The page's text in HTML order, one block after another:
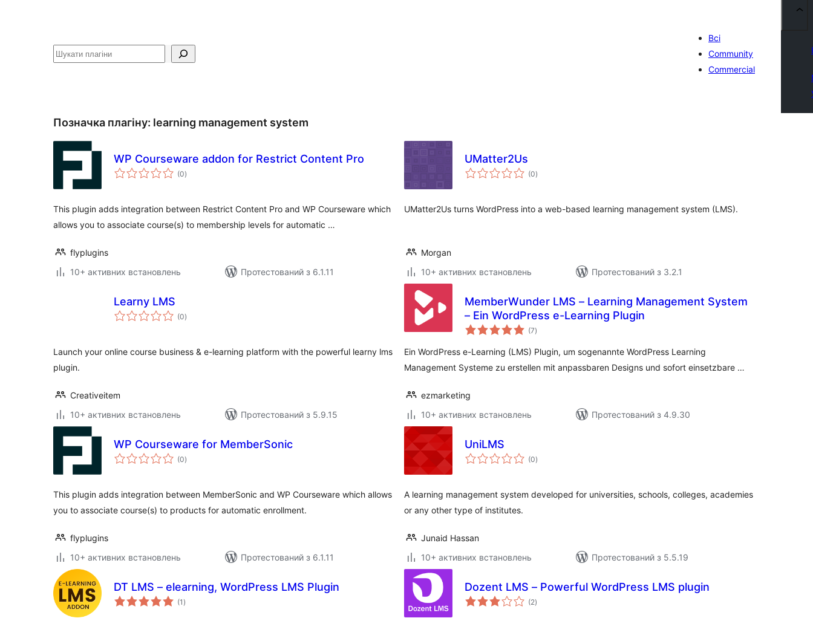
Пошук
Всі
Community
Commercial
Позначка плагіну: learning management system
WP Courseware addon for Restrict Content Pro
(0загальний
рейтинг
)
This plugin adds integration between Restrict Content Pro and WP Courseware which
allows you to associate course(s) to membership levels for automatic …
flyplugins
10+ активних встановлень
Протестований з 6.1.11
UMatter2Us
(0загальний
рейтинг
)
UMatter2Us turns WordPress into a web-based learning management system (LMS).
Morgan
10+ активних встановлень
Протестований з 3.2.1
Learny LMS
(0загальний
рейтинг
)
Launch your online course business & e-learning platform with the powerful learny lms
plugin.
Creativeitem
10+ активних встановлень
Протестований з 5.9.15
MemberWunder LMS – Learning Management System
– Ein WordPress e-Learning Plugin
(7загальний
рейтинг
)
Ein WordPress e-Learning (LMS) Plugin, um sogenannte WordPress Learning
Management Systeme zu erstellen mit anpassbaren Designs und sofort einsetzbare …
ezmarketing
10+ активних встановлень
Протестований з 4.9.30
WP Courseware for MemberSonic
(0загальний
рейтинг
)
This plugin adds integration between MemberSonic and WP Courseware which allows
you to associate course(s) to products for automatic enrollment.
flyplugins
10+ активних встановлень
Протестований з 6.1.11
UniLMS
(0загальний
рейтинг
)
A learning management system developed for universities, schools, colleges, academies
or any other type of institutes.
Junaid Hassan
10+ активних встановлень
Протестований з 5.5.19
DT LMS – elearning, WordPress LMS Plugin
(1 загальний
рейтинг
)
Dozent LMS – Powerful WordPress LMS plugin
(2загальний
рейтинг
)